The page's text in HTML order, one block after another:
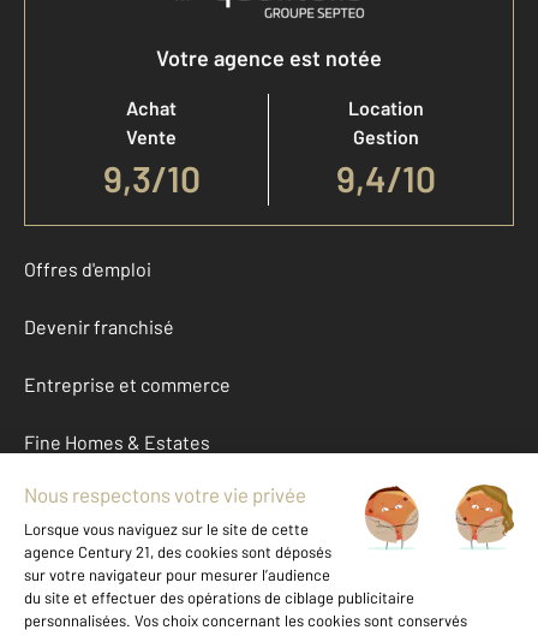
Votre agence est notée
Achat
Vente
9,3/10
Location
Gestion
9,4/10
Offres d'emploi
Devenir franchisé
Entreprise et commerce
Fine Homes & Estates
À propos
International
Nous contacter